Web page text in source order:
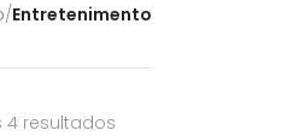
/Entretenimento
resultados